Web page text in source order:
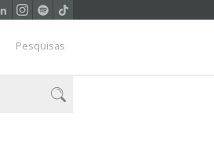
Pesquisas